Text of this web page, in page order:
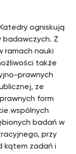
ogniskują
badawczych. Z
ramach nauki
także
prawnych
ze
form
wspólnych
badań w
przy
kątem zadań i